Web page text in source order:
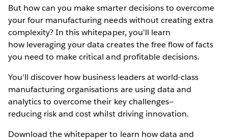
But how can you make smarter decisions to overcome
your four manufacturing needs without creating extra
complexity? In this whitepaper, you'll learn
how leveraging your data creates the free flow of facts
you need to make critical and profitable decisions.
You'll discover how business leaders at world-class
manufacturing organisations are using data and
analytics to overcome their key challenges—
reducing risk and cost whilst driving innovation.
Download the whitepaper to learn how data and